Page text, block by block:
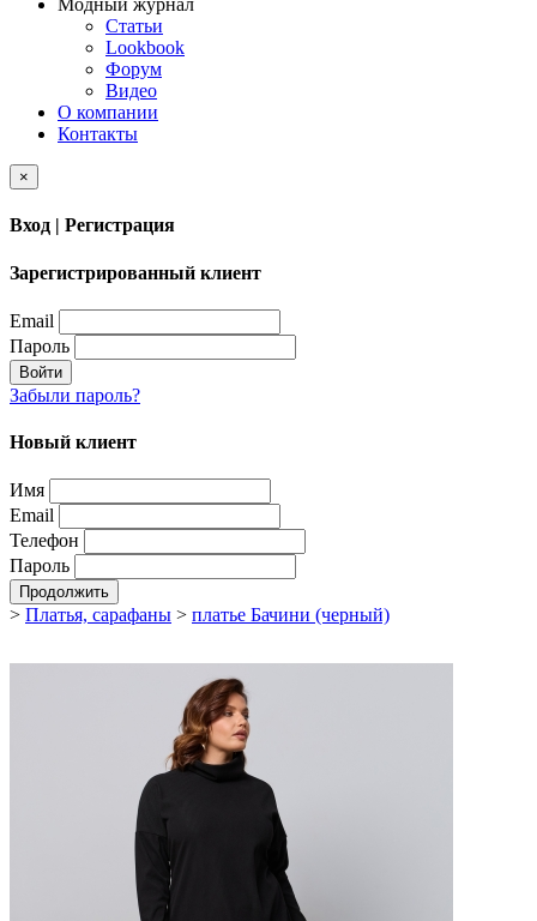
Модный журнал
Статьи
Lookbook
Форум
Видео
О компании
Контакты
×
Вход | Регистрация
Зарегистрированный клиент
Email
Пароль
Войти
Забыли пароль?
Новый клиент
Имя
Email
Телефон
Пароль
Продолжить
> Платья, сарафаны > платье Бачини (черный)